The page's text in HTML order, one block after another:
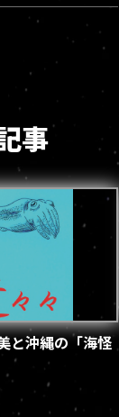
事
と沖縄の「海怪